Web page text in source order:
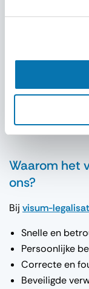
Waarom het
ons?
Bij visum-
Snelle en
Persoonlijke
Correcte en
Beveiligde